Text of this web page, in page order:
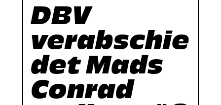
DBV
verabschie
det Mads
Conrad